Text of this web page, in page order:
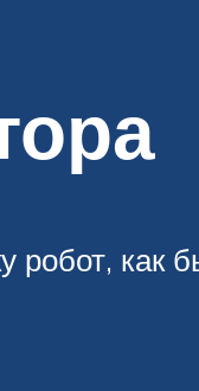
робот, как